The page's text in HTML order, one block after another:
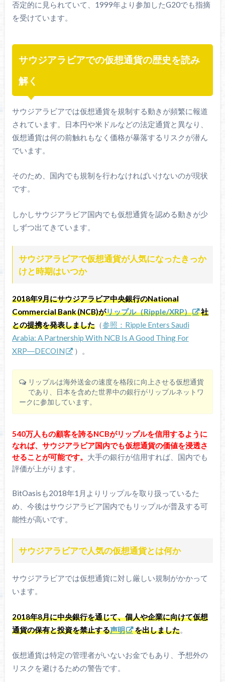
否定的に見られていて、1999年より参加したG20でも指摘
を受けています。
サウジアラビアでの仮想通貨の歴史を読み
解く
サウジアラビアでは仮想通貨を規制する動きが頻繁に報道
されています。日本円や米ドルなどの法定通貨と異なり、
仮想通貨は何の前触れもなく価格が暴落するリスクが潜ん
でいます。
そのため、国内でも規制を行わなければいけないのが現状
です。
しかしサウジアラビア国内でも仮想通貨を認める動きが少
しずつ出てきています。
サウジアラビアで仮想通貨が人気になったきっか
けと時期はいつか
2018年9月にサウジアラビア中央銀行のNational
Commercial Bank (NCB)がリップル（Ripple/XRP）
社
との提携を発表しました（参照：Ripple Enters Saudi
Arabia: A Partnership With NCB Is A Good Thing For
XRP―DECOIN
）。
リップルは海外送金の速度を格段に向上させる仮想通貨
であり、日本を含めた世界中の銀行がリップルネットワ
ークに参加しています。
540万人もの顧客を誇るNCBがリップルを信用するように
なれば、サウジアラビア国内でも仮想通貨の価値を浸透さ
せることが可能です。 大手の銀行が信用すれば、国内でも
評価が上がります。
BitOasisも2018年1月よりリップルを取り扱っているた
め、今後はサウジアラビア国内でもリップルが普及する可
能性が高いです。
サウジアラビアで人気の仮想通貨とは何か
サウジアラビアでは仮想通貨に対し厳しい規制がかかって
います。
2018年8月に中央銀行を通じて、個人や企業に向けて仮想
通貨の保有と投資を禁止する声明 を出しました。
仮想通貨は特定の管理者がいないお金でもあり、予想外の
リスクを避けるための警告です。